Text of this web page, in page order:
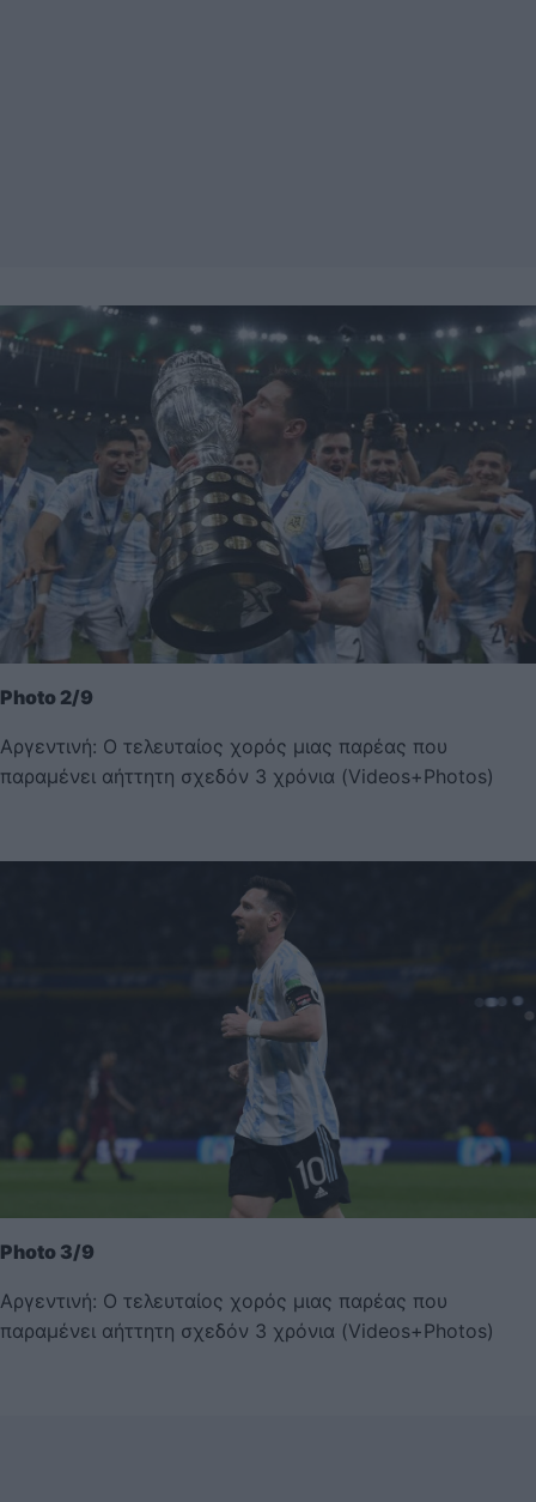
Photo 2/9
Αργεντινή: Ο τελευταίος χορός μιας παρέας που
παραμένει αήττητη σχεδόν 3 χρόνια (Videos+Photos)
Photo 3/9
Αργεντινή: Ο τελευταίος χορός μιας παρέας που
παραμένει αήττητη σχεδόν 3 χρόνια (Videos+Photos)